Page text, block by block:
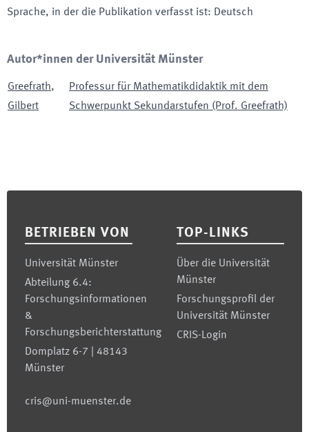
Sprache, in der die Publikation verfasst ist: Deutsch
Autor*innen der Universität Münster
Greefrath,
Gilbert
Professur für Mathematikdidaktik mit dem
Schwerpunkt Sekundarstufen (Prof. Greefrath)
BETRIEBEN VON
Universität Münster
Abteilung 6.4:
Forschungsinformationen
&
Forschungsberichterstattung
Domplatz 6-7 | 48143
Münster
cris@uni-muenster.de
TOP-LINKS
Über die Universität
Münster
Forschungsprofil der
Universität Münster
CRIS-Login